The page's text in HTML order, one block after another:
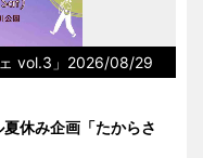
vol.3」2026/08/29
休み企画「たからさ